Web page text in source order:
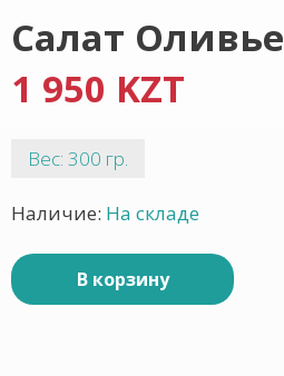
Салат Оливье
1 950 KZT
Вес: 300 гр.
Наличие: На складе
В корзину